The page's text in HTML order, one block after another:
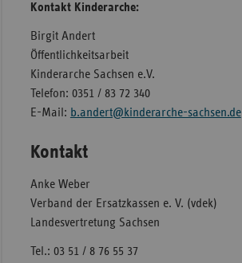
Kontakt Kinderarche:
Birgit Andert
Öffentlichkeitsarbeit
Kinderarche Sachsen e.V.
Telefon: 0351 / 83 72 340
E-Mail: b.andert@kinderarche-sachsen.de
Kontakt
Anke Weber
Verband der Ersatzkassen e. V. (vdek)
Landesvertretung Sachsen
Tel.: 03 51 / 8 76 55 37